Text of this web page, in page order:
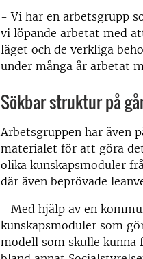
- Vi har en arbetsgrupp
vi löpande arbetat med
läget och de verkliga
under många år arbetat
Sökbar struktur på
Arbetsgruppen har även
materialet för att göra
olika kunskapsmoduler
där även beprövade
- Med hjälp av en
kunskapsmoduler som
modell som skulle kunna